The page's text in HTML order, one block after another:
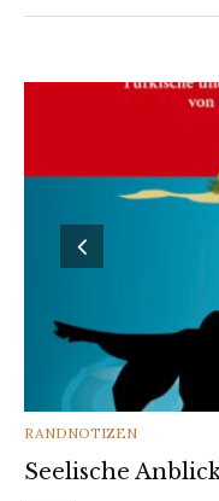
CATEGORIES
RANDNOTIZEN
Seelische